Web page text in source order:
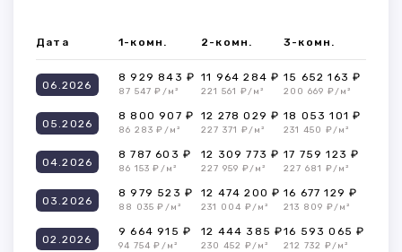
Дата 1-комн. 2-комн. 3-комн.
06.2026
8 929 843 ₽
87 547 ₽/м²
11 964 284 ₽
221 561 ₽/м²
15 652 163 ₽
200 669 ₽/м²
05.2026
8 800 907 ₽
86 283 ₽/м²
12 278 029 ₽
227 371 ₽/м²
18 053 101 ₽
231 450 ₽/м²
04.2026
8 787 603 ₽
86 153 ₽/м²
12 309 773 ₽
227 959 ₽/м²
17 759 123 ₽
227 681 ₽/м²
03.2026
8 979 523 ₽
88 035 ₽/м²
12 474 200 ₽
231 004 ₽/м²
16 677 129 ₽
213 809 ₽/м²
02.2026
9 664 915 ₽
94 754 ₽/м²
12 444 385 ₽
230 452 ₽/м²
16 593 065 ₽
212 732 ₽/м²